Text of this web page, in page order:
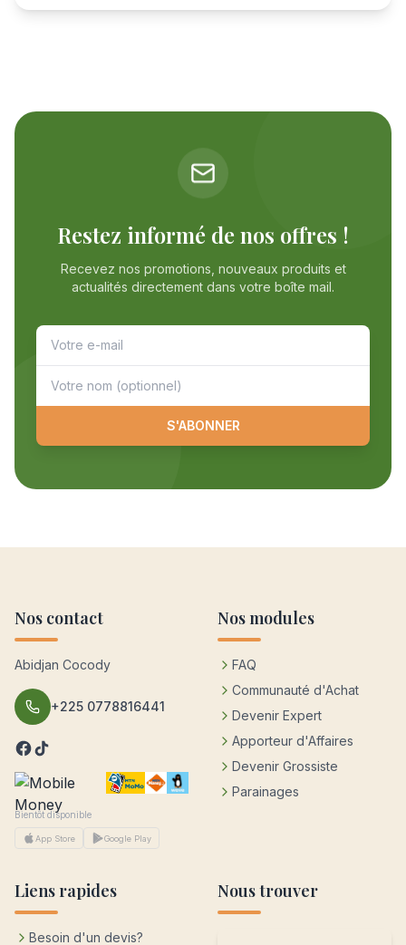
Restez informé de nos offres !
Recevez nos promotions, nouveaux produits et
actualités directement dans votre boîte mail.
S'ABONNER
Nos contact
Abidjan Cocody
+225 0778816441
Bientôt disponible
App Store Google Play
Nos modules
FAQ
Communauté d'Achat
Devenir Expert
Apporteur d'Affaires
Devenir Grossiste
Parainages
Liens rapides
Besoin d'un devis?
Nous trouver